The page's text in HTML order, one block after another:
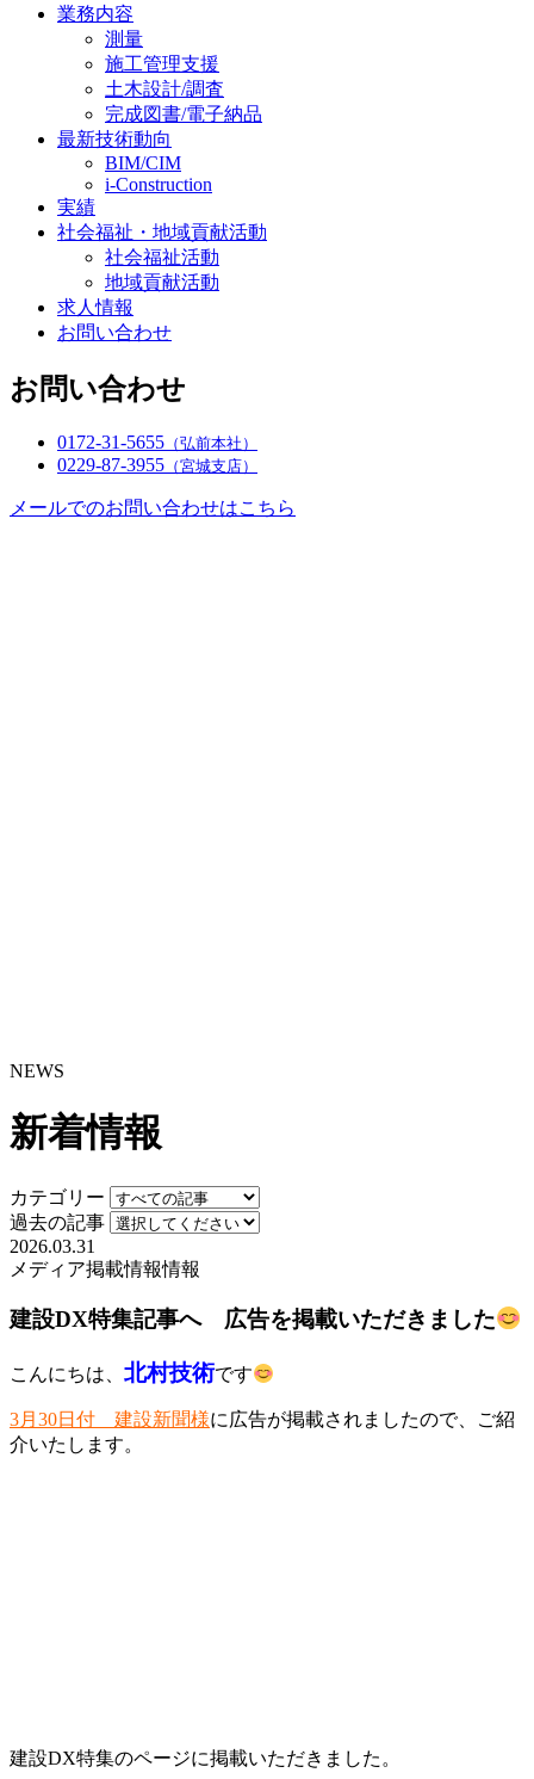
業務内容
測量
施工管理支援
土木設計/調査
完成図書/電子納品
最新技術動向
BIM/CIM
i-Construction
実績
社会福祉・地域貢献活動
社会福祉活動
地域貢献活動
求人情報
お問い合わせ
お問い合わせ
0172-31-5655 （弘前本社）
0229-87-3955 （宮城支店）
メールでのお問い合わせはこちら
NEWS
新着情報
カテゴリー
過去の記事
2026.03.31
メディア掲載情報情報
建設DX特集記事へ 広告を掲載いただきました
こんにちは、 北村技術です
3月30日付 建設新聞様に広告が掲載されましたので、ご紹
介いたします。
建設DX特集のページに掲載いただきました。